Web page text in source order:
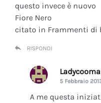
questo invece è nuovo
Fiore Nero
citato in Frammenti di
RISPONDI
5 Febbraio
A me questa